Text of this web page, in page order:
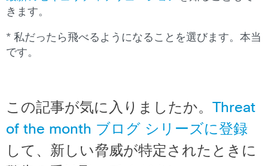
きます。
* 私だったら飛べるようになることを選びます。本当
です。
この記事が気に入りましたか。 Threat
of the month ブログ シリーズに登録
して、新しい脅威が特定されたときに